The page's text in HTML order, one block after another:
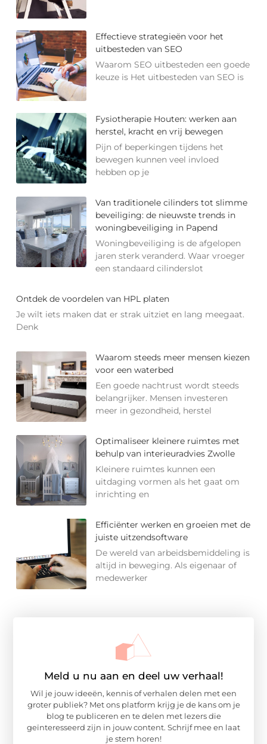
Effectieve strategieën voor het
uitbesteden van SEO
Waarom SEO uitbesteden een goede
keuze is Het uitbesteden van SEO is
Fysiotherapie Houten: werken aan
herstel, kracht en vrij bewegen
Pijn of beperkingen tijdens het
bewegen kunnen veel invloed
hebben op je
Van traditionele cilinders tot slimme
beveiliging: de nieuwste trends in
woningbeveiliging in Papend
Woningbeveiliging is de afgelopen
jaren sterk veranderd. Waar vroeger
een standaard cilinderslot
Ontdek de voordelen van HPL platen
Je wilt iets maken dat er strak uitziet en lang meegaat.
Denk
Waarom steeds meer mensen kiezen
voor een waterbed
Een goede nachtrust wordt steeds
belangrijker. Mensen investeren
meer in gezondheid, herstel
Optimaliseer kleinere ruimtes met
behulp van interieuradvies Zwolle
Kleinere ruimtes kunnen een
uitdaging vormen als het gaat om
inrichting en
Efficiënter werken en groeien met de
juiste uitzendsoftware
De wereld van arbeidsbemiddeling is
altijd in beweging. Als eigenaar of
medewerker
Meld u nu aan en deel uw verhaal!
Wil je jouw ideeën, kennis of verhalen delen met een
groter publiek? Met ons platform krijg je de kans om je
blog te publiceren en te delen met lezers die
geïnteresseerd zijn in jouw content. Schrijf mee en laat
je stem horen!